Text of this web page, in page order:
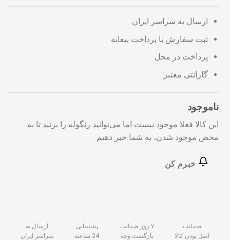
ارسال به سراسر ایران
ثبت سفارش با پرداخت بیعانه
پرداخت در محل
گارانتی معتبر
ناموجود
این کالا فعلا موجود نیست اما می‌توانید زنگوله را بزنید تا به
محض موجود شدن، به شما خبر دهیم
ضمانت
اصل بودن کالا
۷ روز ضمانت
بازگشت وجه
پشتیبانی
24 ساعته
ارسال به
سراسر ایران